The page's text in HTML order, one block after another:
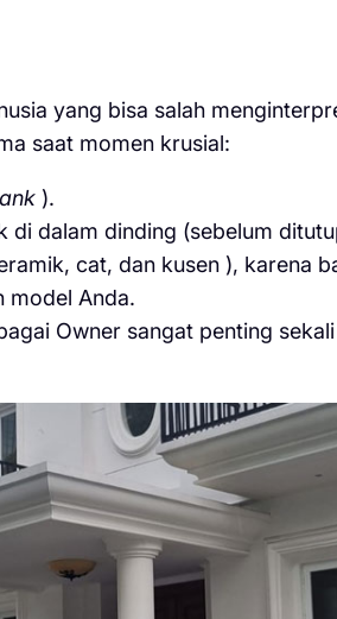
yang bisa salah
saat momen krusial:
).
di dalam dinding (sebelum
cat, dan kusen ), karena
model Anda.
Owner sangat penting